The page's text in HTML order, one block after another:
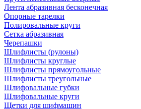
Лента абразивная бесконечная
Опорные тарелки
Полировальные круги
Сетка абразивная
Черепашки
Шлифлисты (рулоны)
Шлифлисты круглые
Шлифлисты прямоугольные
Шлифлисты треугольные
Шлифовальные губки
Шлифовальные круги
Щетки для шифмашин